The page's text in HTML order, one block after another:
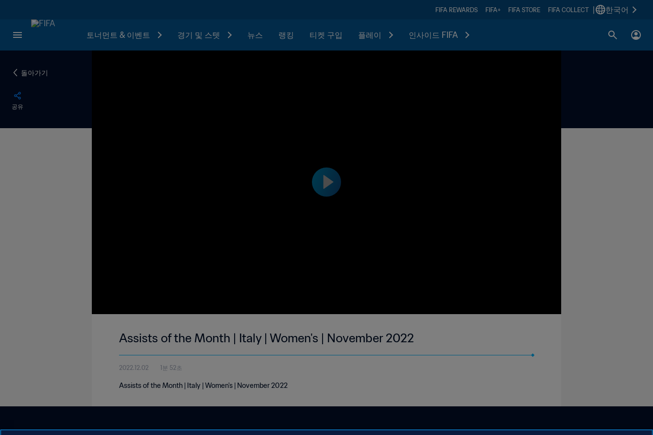
FIFA REWARDS FIFA+ FIFA STORE FIFA COLLECT 한국어
토너먼트 & 이벤트 경기 및 스텟 뉴스 랭킹 티켓 구입 플레이 인사이드 FIFA
돌아가기
공유
Assists of the Month | Italy | Women's | November 2022
2022.12.02 1분 52초
Assists of the Month | Italy | Women's | November 2022